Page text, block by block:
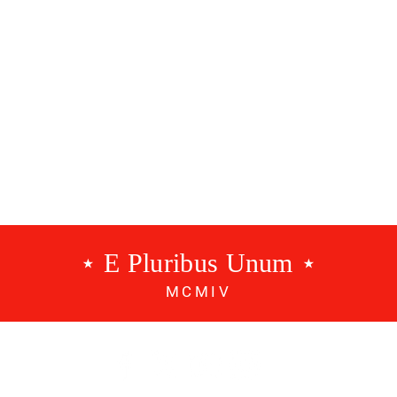
⋆ E Pluribus Unum ⋆
MCMIV